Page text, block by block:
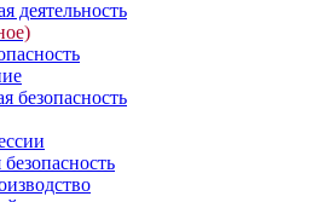
деятельность
безопасность